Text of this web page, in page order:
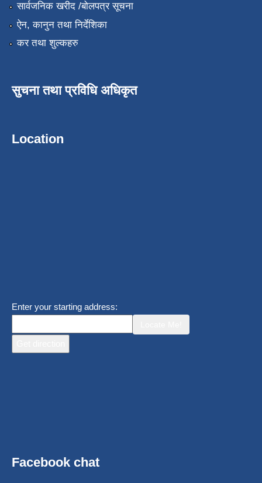
सार्वजनिक खरीद /बोलपत्र सूचना
ऐन, कानुन तथा निर्देशिका
कर तथा शुल्कहरु
सुचना तथा प्रविधि अधिकृत
Location
Enter your starting address:
Facebook chat